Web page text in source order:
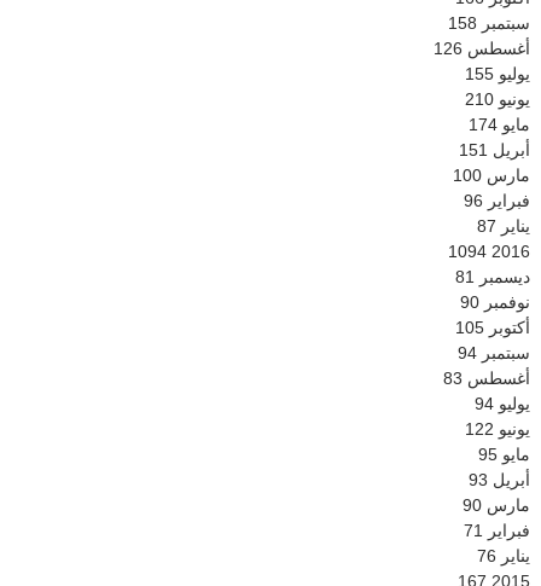
سبتمبر 158
أغسطس 126
يوليو 155
يونيو 210
مايو 174
أبريل 151
مارس 100
فبراير 96
يناير 87
2016
1094
ديسمبر
81
نوفمبر 90
أكتوبر 105
سبتمبر 94
أغسطس 83
يوليو 94
يونيو 122
مايو 95
أبريل 93
مارس 90
فبراير
71
يناير 76
2015
167